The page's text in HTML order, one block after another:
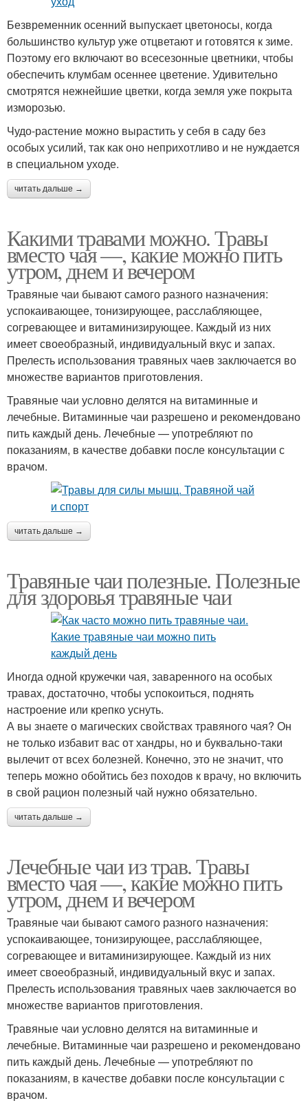
Безвременник осенний выпускает цветоносы, когда
большинство культур уже отцветают и готовятся к зиме.
Поэтому его включают во всесезонные цветники, чтобы
обеспечить клумбам осеннее цветение. Удивительно
смотрятся нежнейшие цветки, когда земля уже покрыта
изморозью.
Чудо-растение можно вырастить у себя в саду без
особых усилий, так как оно неприхотливо и не нуждается
в специальном уходе.
читать дальше →
Какими травами можно. Травы
вместо чая —, какие можно пить
утром, днем и вечером
Травяные чаи бывают самого разного назначения:
успокаивающее, тонизирующее, расслабляющее,
согревающее и витаминизирующее. Каждый из них
имеет своеобразный, индивидуальный вкус и запах.
Прелесть использования травяных чаев заключается во
множестве вариантов приготовления.
Травяные чаи условно делятся на витаминные и
лечебные. Витаминные чаи разрешено и рекомендовано
пить каждый день. Лечебные — употребляют по
показаниям, в качестве добавки после консультации с
врачом.
читать дальше →
Травяные чаи полезные. Полезные
для здоровья травяные чаи
Иногда одной кружечки чая, заваренного на особых
травах, достаточно, чтобы успокоиться, поднять
настроение или крепко уснуть.
А вы знаете о магических свойствах травяного чая? Он
не только избавит вас от хандры, но и буквально-таки
вылечит от всех болезней. Конечно, это не значит, что
теперь можно обойтись без походов к врачу, но включить
в свой рацион полезный чай нужно обязательно.
читать дальше →
Лечебные чаи из трав. Травы
вместо чая —, какие можно пить
утром, днем и вечером
Травяные чаи бывают самого разного назначения:
успокаивающее, тонизирующее, расслабляющее,
согревающее и витаминизирующее. Каждый из них
имеет своеобразный, индивидуальный вкус и запах.
Прелесть использования травяных чаев заключается во
множестве вариантов приготовления.
Травяные чаи условно делятся на витаминные и
лечебные. Витаминные чаи разрешено и рекомендовано
пить каждый день. Лечебные — употребляют по
показаниям, в качестве добавки после консультации с
врачом.